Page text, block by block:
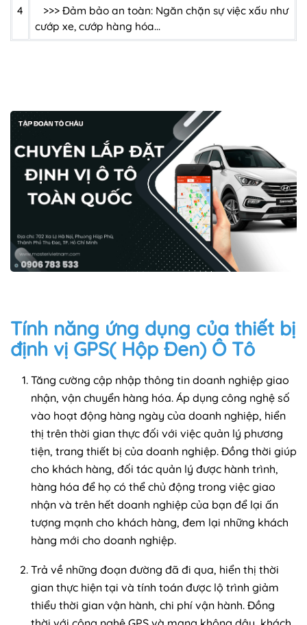
4
>>> Đảm bảo an toàn: Ngăn chặn sự việc xấu như
cướp xe, cướp hàng hóa...
Tính năng ứng dụng của thiết bị
định vị GPS( Hộp Đen) Ô Tô
Tăng cường cập nhập thông tin doanh nghiệp giao
nhận, vận chuyển hàng hóa. Áp dụng công nghệ số
vào hoạt động hàng ngày của doanh nghiệp, hiển
thị trên thời gian thực đối với việc quản lý phương
tiện, trang thiết bị của doanh nghiệp. Đồng thời giúp
cho khách hàng, đối tác quản lý được hành trình,
hàng hóa để họ có thể chủ động trong việc giao
nhận và trên hết doanh nghiệp của bạn để lại ấn
tượng mạnh cho khách hàng, đem lại những khách
hàng mới cho doanh nghiệp.
Trả về những đoạn đường đã đi qua, hiển thị thời
gian thực hiện tại và tính toán được lộ trình giảm
thiểu thời gian vận hành, chi phí vận hành. Đồng